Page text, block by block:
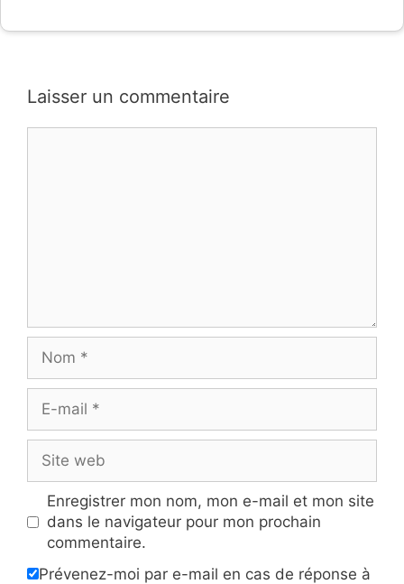
Laisser un commentaire
mail
web
Enregistrer mon nom, mon e-mail et mon site
dans le navigateur pour mon prochain
commentaire.
Prévenez-moi par e-mail en cas de réponse à